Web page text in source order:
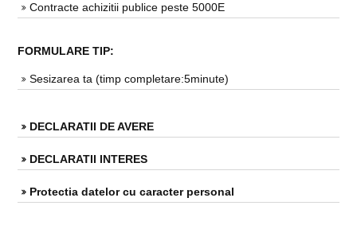
Contracte achizitii publice peste 5000E
FORMULARE TIP:
Sesizarea ta (timp completare:5minute)
DECLARATII DE AVERE
DECLARATII INTERES
Protectia datelor cu caracter personal